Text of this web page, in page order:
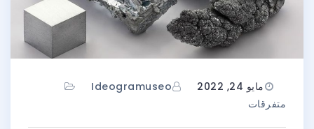
مايو 24, 2022
Ideogramuseo
متفرقات